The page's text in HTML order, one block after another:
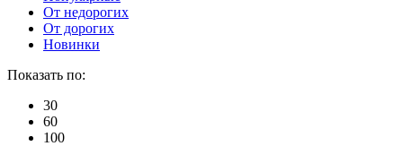
От недорогих
От дорогих
Новинки
Показать по:
30
60
100